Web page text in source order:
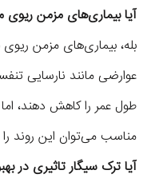
آیا بیماری‌های مزمن
بله، بیماری‌های مزمن
عوارضی مانند نارسایی
طول عمر را کاهش دهند،
مناسب می‌توان این روند را
آیا ترک سیگار تاثیری در